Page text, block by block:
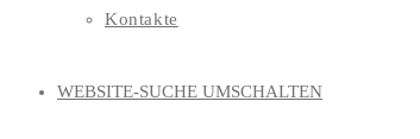
Kontakte
WEBSITE-SUCHE UMSCHALTEN